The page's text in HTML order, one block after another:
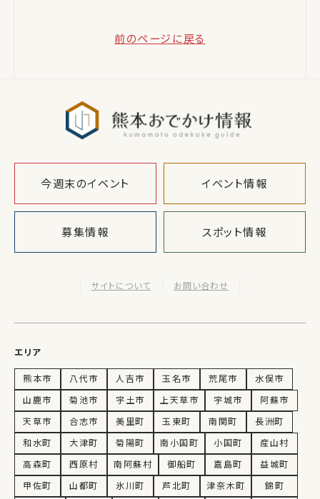
前のページに戻る
今週末のイベント イベント情報
募集情報 スポット情報
サイトについて お問い合わせ
エリア
熊本市 八代市 人吉市 玉名市 荒尾市
水俣市
山鹿市
菊池市 宇土市 上天草市 宇城市
阿蘇市
天草市
合志市 美里町 玉東町 南関町
長洲町
和水町
大津町 菊陽町 南小国町 小国町
産山村
高森町
西原村 南阿蘇村 御船町 嘉島町
益城町
甲佐町
山都町 氷川町 芦北町 津奈木町 錦町